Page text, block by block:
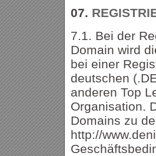
07.
7.1. Bei der
Domain wird
bei einer
deutschen
anderen Top
Organisation.
Domains zu
http://